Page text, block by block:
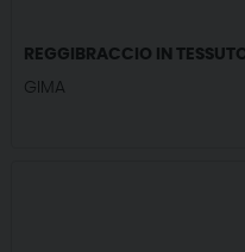
REGGIBRACCIO IN
GIMA